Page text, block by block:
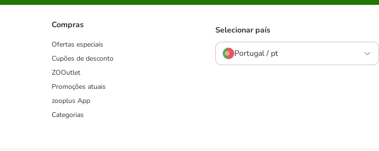
Compras
Ofertas especiais
Cupões de desconto
ZOOutlet
Promoções atuais
zooplus App
Categorias
Selecionar país
Portugal / pt